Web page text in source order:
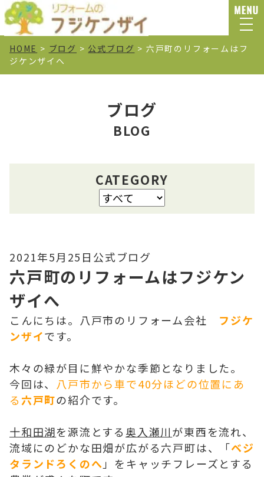
HOME > ブログ > 公式ブログ > 六戸町のリフォームはフ
ジケンザイへ
ブログ
BLOG
CATEGORY
2021年5月25日 公式ブログ
六戸町のリフォームはフジケン
ザイへ
こんにちは。八戸市のリフォーム会社 フジケ
ンザイです。
木々の緑が目に鮮やかな季節となりました。
今回は、 八戸市から車で40分ほどの位置にあ
る 六戸町の紹介です。
十和田湖を源流とする 奥入瀬川が東西を流れ、
流域にのどかな田畑が広がる六戸町は、「ベジ
タランドろくのへ 」をキャッチフレーズとする